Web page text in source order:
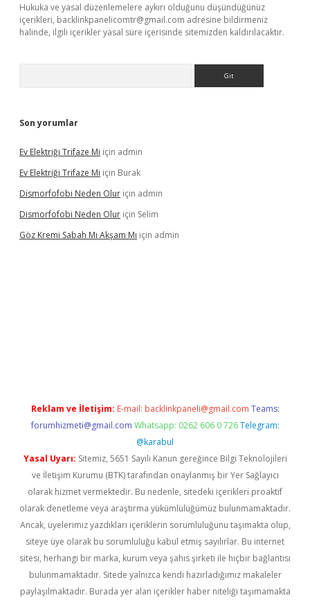
Hukuka ve yasal düzenlemelere aykırı olduğunu düşündüğünüz
içerikleri, backlinkpanelicomtr@gmail.com adresine bildirmeniz
halinde, ilgili içerikler yasal süre içerisinde sitemizden kaldırılacaktır.
Son yorumlar
Ev Elektriği Trifaze Mi için admin
Ev Elektriği Trifaze Mi için Burak
Dismorfofobi Neden Olur için admin
Dismorfofobi Neden Olur için Selim
Göz Kremi Sabah Mı Akşam Mı için admin
Reklam ve İletişim: E-mail: backlinkpaneli@gmail.com Teams:
forumhizmeti@gmail.com Whatsapp: 0262 606 0 726 Telegram:
@karabul
Yasal Uyarı: Sitemiz, 5651 Sayılı Kanun gereğince Bilgi Teknolojileri
ve İletişim Kurumu (BTK) tarafından onaylanmış bir Yer Sağlayıcı
olarak hizmet vermektedir. Bu nedenle, sitedeki içerikleri proaktif
olarak denetleme veya araştırma yükümlülüğümüz bulunmamaktadır.
Ancak, üyelerimiz yazdıkları içeriklerin sorumluluğunu taşımakta olup,
siteye üye olarak bu sorumluluğu kabul etmiş sayılırlar. Bu internet
sitesi, herhangi bir marka, kurum veya şahıs şirketi ile hiçbir bağlantısı
bulunmamaktadır. Sitede yalnızca kendi hazırladığımız makaleler
paylaşılmaktadır. Burada yer alan içerikler haber niteliği taşımamakta